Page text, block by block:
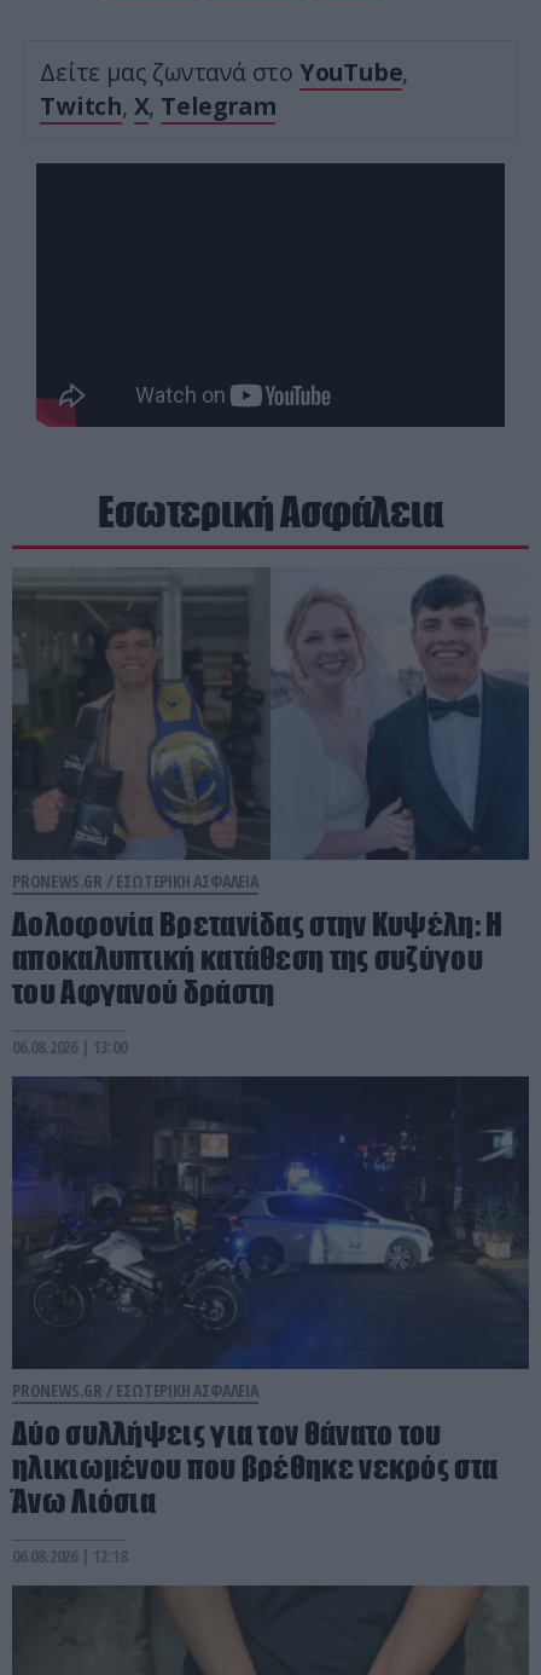
Δείτε μας ζωντανά στο YouTube,
Twitch, X, Telegram
Εσωτερική Ασφάλεια
PRONEWS.GR / ΕΣΩΤΕΡΙΚΗ ΑΣΦΑΛΕΙΑ
Δολοφονία Βρετανίδας στην Κυψέλη: Η
αποκαλυπτική κατάθεση της συζύγου
του Αφγανού δράστη
06.08.2026 | 13:00
PRONEWS.GR / ΕΣΩΤΕΡΙΚΗ ΑΣΦΑΛΕΙΑ
Δύο συλλήψεις για τον θάνατο του
ηλικιωμένου που βρέθηκε νεκρός στα
Άνω Λιόσια
06.08.2026 | 12:18